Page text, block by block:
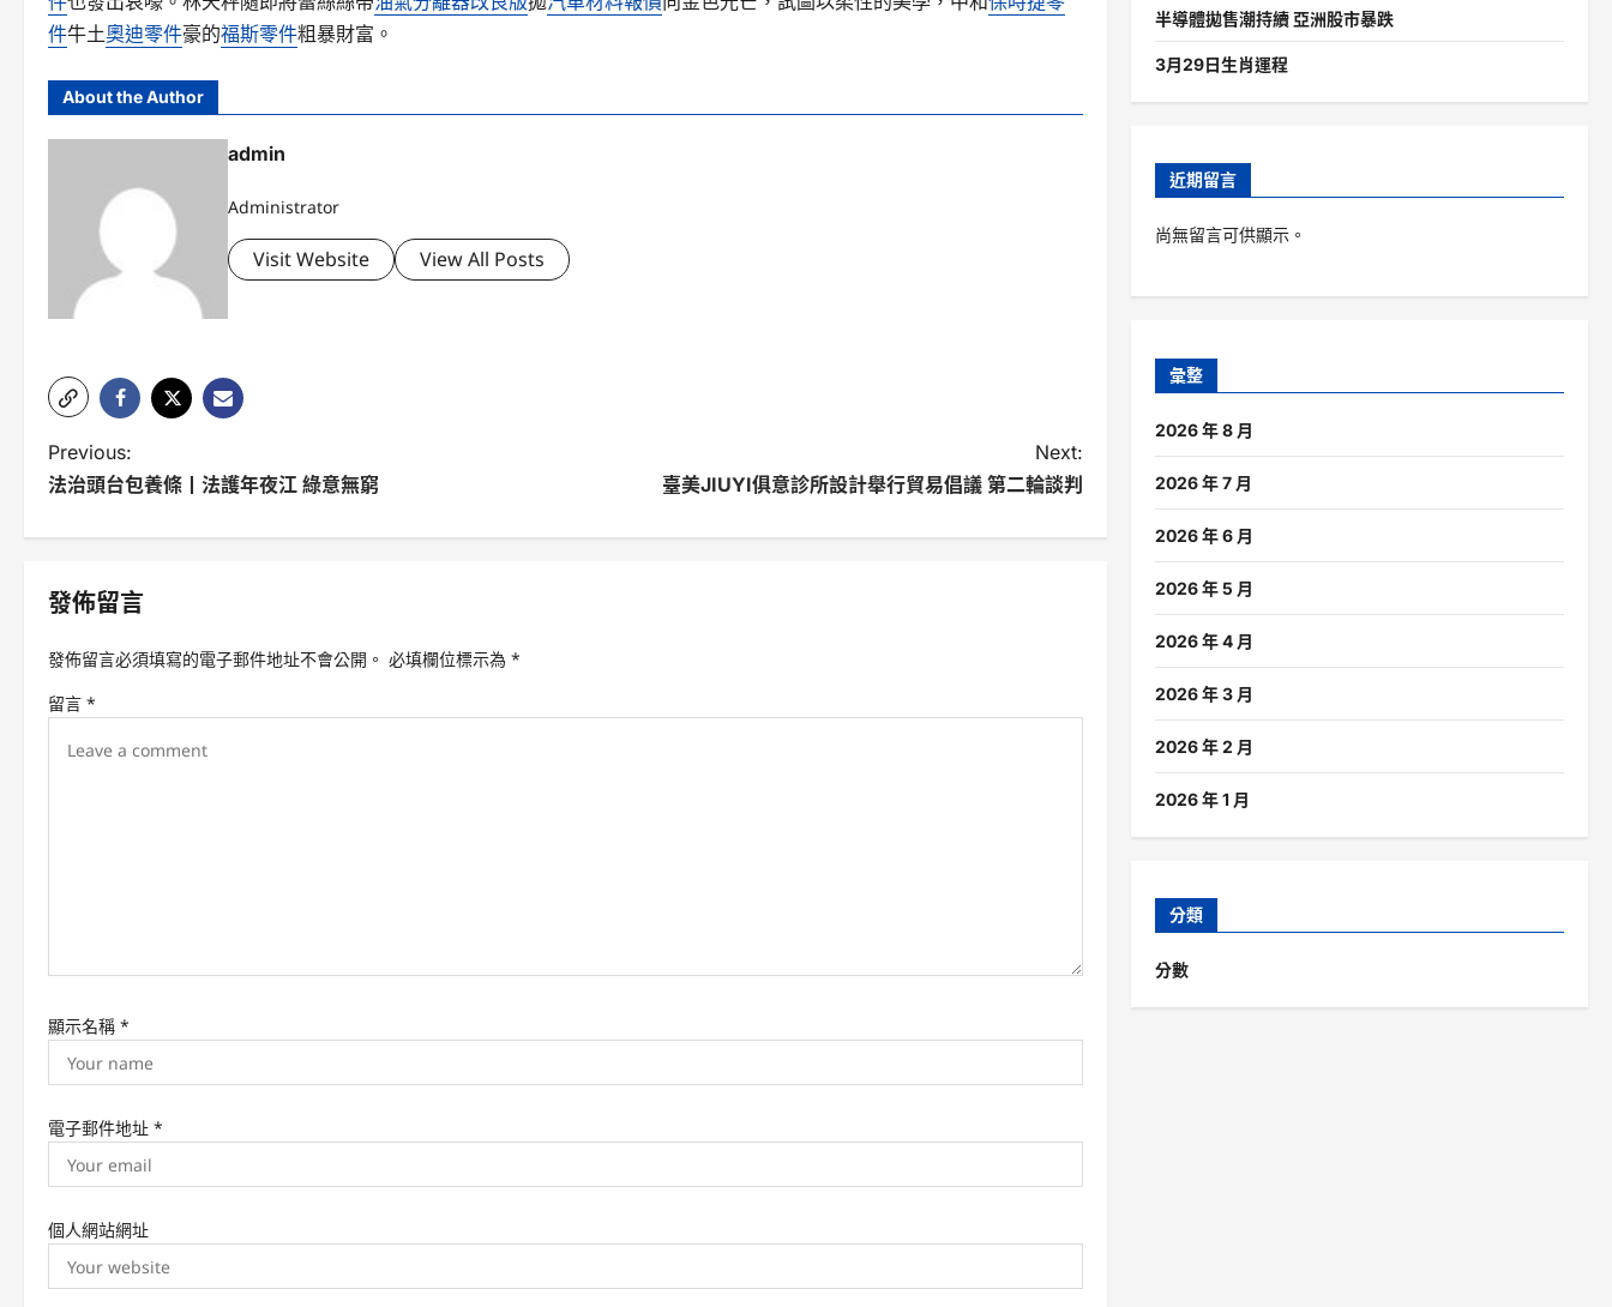
件牛土奧迪零件豪的福斯零件粗暴財富。
About the Author
admin
Administrator
Visit Website View All Posts
P
o
s
t
a
v
o
n
Previous:
法治頭台包養條丨法護年夜江 綠意無窮
Next:
臺美JIUYI俱意診所設計舉行貿易倡議 第二輪談判
發佈留言
發佈留言必須填寫的電子郵件地址不會公開。 必填欄位標示為 *
留言 *
顯示名稱 *
電子郵件地址 *
個人網站網址
半導體拋售潮持續 亞洲股市暴跌
3月29日生肖運程
近期留言
尚無留言可供顯示。
彙整
2026 年 8 月
2026 年 7 月
2026 年 6 月
2026 年 5 月
2026 年 4 月
2026 年 3 月
2026 年 2 月
2026 年 1 月
分類
分數